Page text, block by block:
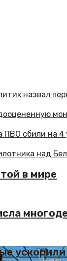
над
в мире